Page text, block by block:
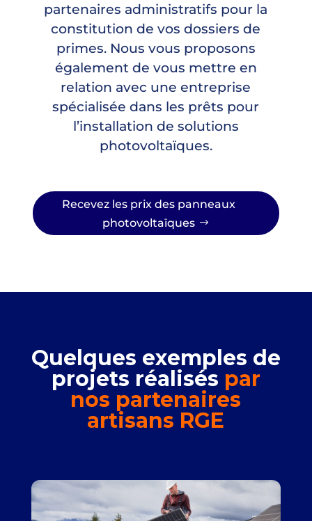
partenaires administratifs pour la
constitution de vos dossiers de
primes. Nous vous proposons
également de vous mettre en
relation avec une entreprise
spécialisée dans les prêts pour
l’installation de solutions
photovoltaïques.
Recevez les prix des panneaux
photovoltaïques
Quelques exemples de
projets réalisés par
nos partenaires
artisans RGE